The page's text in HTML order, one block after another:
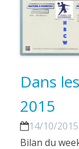
Dans
2015
14/10/2015
Bilan du